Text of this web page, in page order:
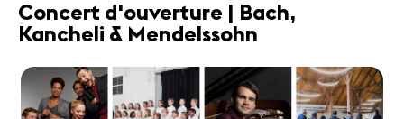
Concert d'ouverture | Bach,
Kancheli & Mendelssohn